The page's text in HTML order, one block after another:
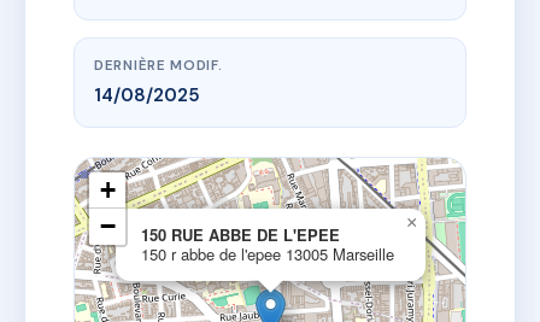
DERNIÈRE MODIF.
14/08/2025
150 RUE ABBE DE L'EPEE
150 r abbe de l'epee 13005 Marseille
×
+
−